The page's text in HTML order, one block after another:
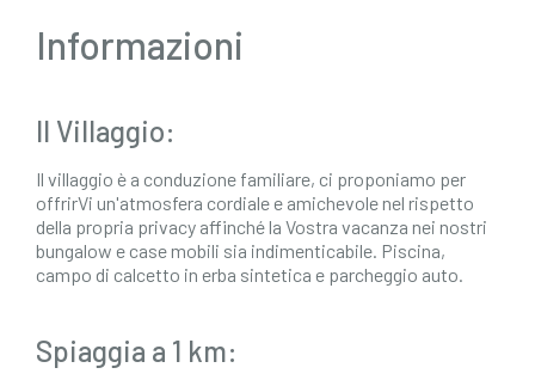
Informazioni
Il Villaggio:
Il villaggio è a conduzione familiare, ci proponiamo per
offrirVi un'atmosfera cordiale e amichevole nel rispetto
della propria privacy affinché la Vostra vacanza nei nostri
bungalow e case mobili sia indimenticabile. Piscina,
campo di calcetto in erba sintetica e parcheggio auto.
Spiaggia a 1 km: